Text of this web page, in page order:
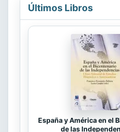
Últimos Libros
España y América en el
de las